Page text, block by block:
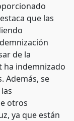
que las
de la
ha indemnizado
Además, se
otros
ya que están